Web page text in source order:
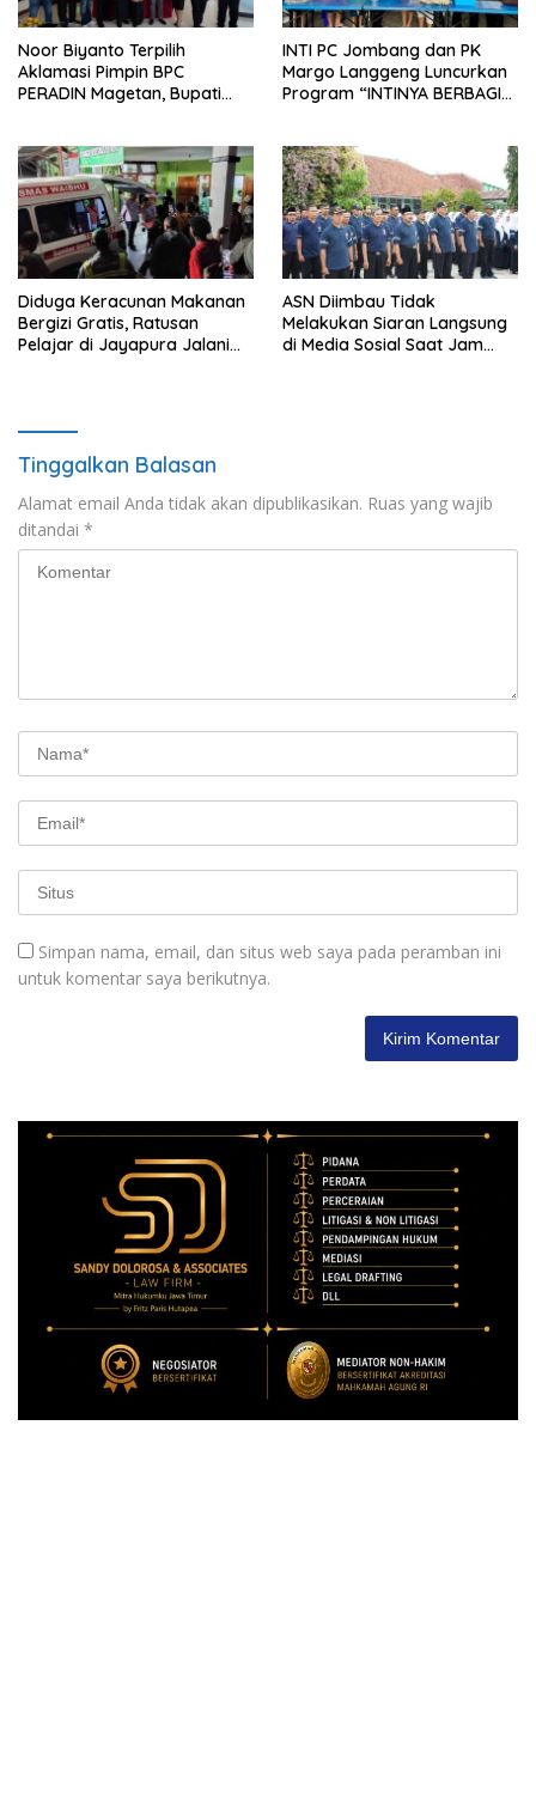
Noor Biyanto Terpilih
Aklamasi Pimpin BPC
PERADIN Magetan, Bupati
INTI PC Jombang dan PK
Margo Langgeng Luncurkan
Program “INTINYA BERBAGI”,
Diduga Keracunan Makanan
Bergizi Gratis, Ratusan
Pelajar di Jayapura Jalani
ASN Diimbau Tidak
Melakukan Siaran Langsung
di Media Sosial Saat Jam
Tinggalkan Balasan
Alamat email Anda tidak akan dipublikasikan. Ruas yang wajib
ditandai *
Simpan nama, email, dan situs web saya pada peramban ini
untuk komentar saya berikutnya.